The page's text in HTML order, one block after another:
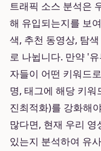
트래픽 소스 분석은
해 유입되는지를 보
색, 추천 동영상, 탐
로 나뉩니다. 만약 '
자들이 어떤 키워드
명, 태그에 해당 키워
진최적화)를 강화해
많다면, 현재 우리
있는지 분석하여 유